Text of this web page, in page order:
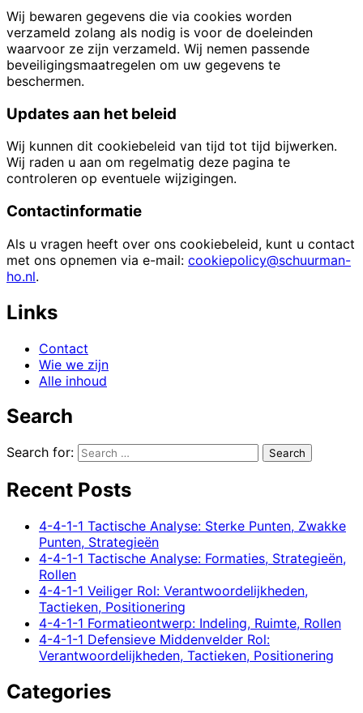
Wij bewaren gegevens die via cookies worden
verzameld zolang als nodig is voor de doeleinden
waarvoor ze zijn verzameld. Wij nemen passende
beveiligingsmaatregelen om uw gegevens te
beschermen.
Updates aan het beleid
Wij kunnen dit cookiebeleid van tijd tot tijd bijwerken.
Wij raden u aan om regelmatig deze pagina te
controleren op eventuele wijzigingen.
Contactinformatie
Als u vragen heeft over ons cookiebeleid, kunt u contact
met ons opnemen via e-mail: cookiepolicy@schuurman-
ho.nl.
Links
Contact
Wie we zijn
Alle inhoud
Search
Search for:
Recent Posts
4-4-1-1 Tactische Analyse: Sterke Punten, Zwakke
Punten, Strategieën
4-4-1-1 Tactische Analyse: Formaties, Strategieën,
Rollen
4-4-1-1 Veiliger Rol: Verantwoordelijkheden,
Tactieken, Positionering
4-4-1-1 Formatieontwerp: Indeling, Ruimte, Rollen
4-4-1-1 Defensieve Middenvelder Rol:
Verantwoordelijkheden, Tactieken, Positionering
Categories